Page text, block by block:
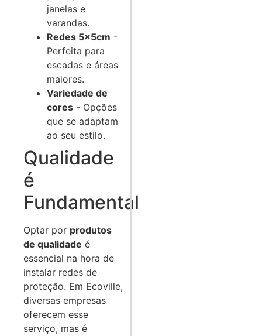
janelas e
varandas.
Redes 5x5cm -
Perfeita para
escadas e áreas
maiores.
Variedade de
cores - Opções
que se adaptam
ao seu estilo.
Qualidade
é
Fundamental
Optar por produtos
de qualidade é
essencial na hora de
instalar redes de
proteção. Em Ecoville,
diversas empresas
oferecem esse
serviço, mas é